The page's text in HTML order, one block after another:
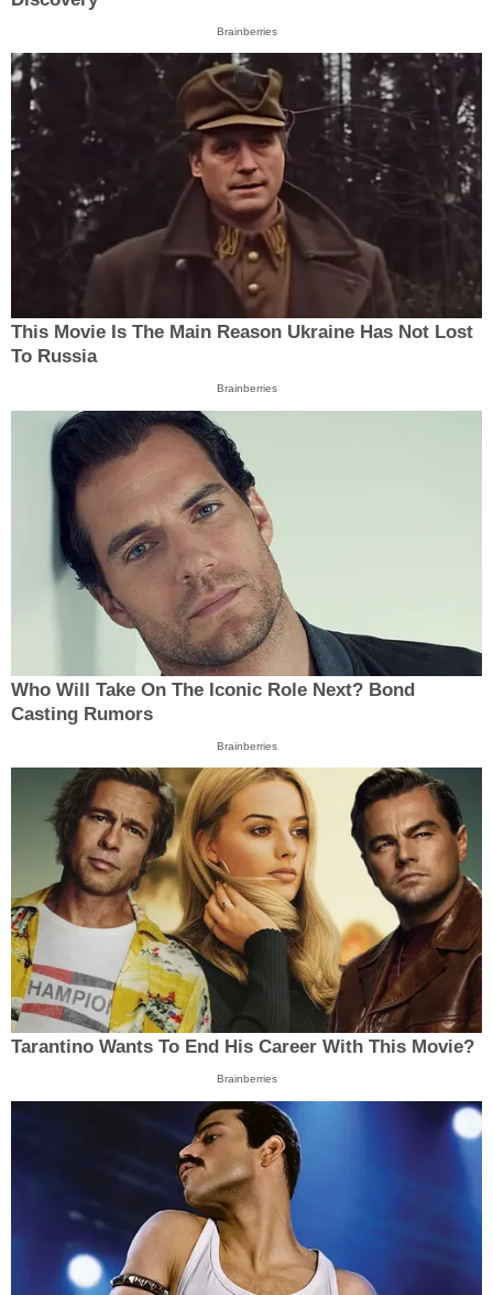
Brainberries
This Movie Is The Main Reason Ukraine Has Not Lost
To Russia
Brainberries
Who Will Take On The Iconic Role Next? Bond
Casting Rumors
Brainberries
Tarantino Wants To End His Career With This Movie?
Brainberries